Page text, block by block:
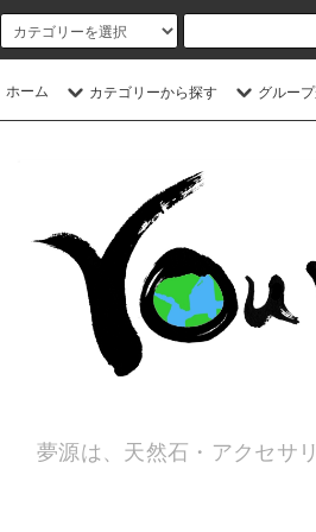
ホーム カテゴリーから探す グルー
夢源は、天然石・アクセサ